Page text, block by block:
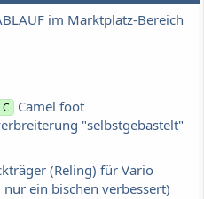
im Marktplatz-Bereich
Camel foot
"selbstgebastelt"
(Reling) für Vario
ein bischen verbessert)